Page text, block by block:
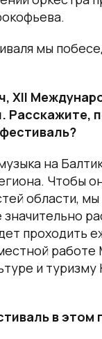
мы
XII
Расскажите,
на
Чтобы
области,
проходить
и
в этом